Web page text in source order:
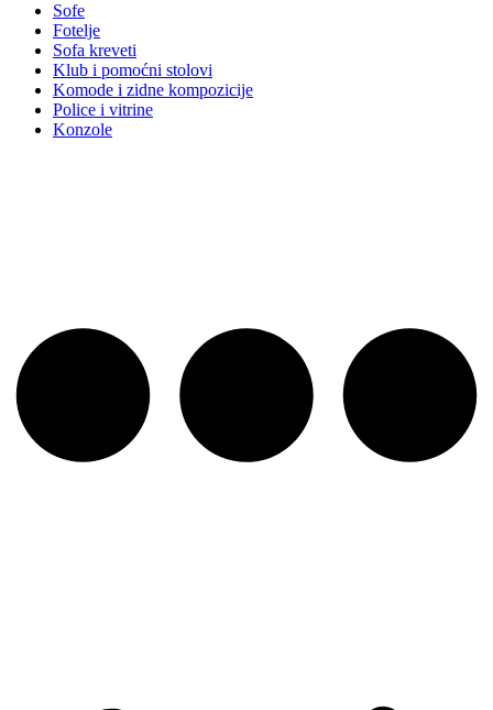
Sofe
Fotelje
Sofa kreveti
Klub i pomoćni stolovi
Komode i zidne kompozicije
Police i vitrine
Konzole